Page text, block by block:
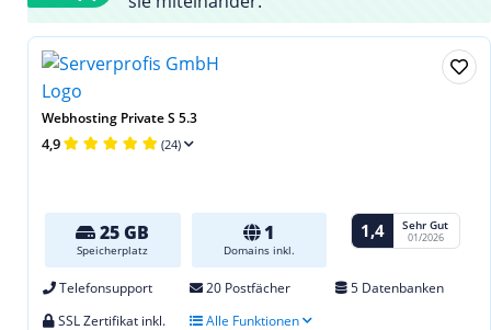
Webhosting Private S 5.3
4,9 (24)
25 GB
Speicherplatz
1
Domains inkl.
1,4 Sehr Gut
01/2026
Telefonsupport 20 Postfächer
5 Datenbanken
SSL Zertifikat inkl.
Alle Funktionen